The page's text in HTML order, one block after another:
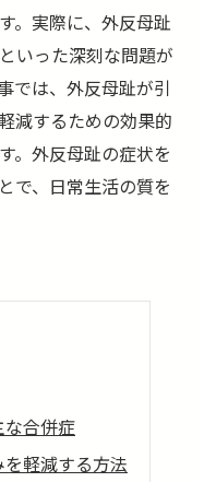
。実際に、外反母趾
いった深刻な問題が
では、外反母趾が引
減するための効果的
。外反母趾の症状を
で、日常生活の質を
合併症
軽減する方法